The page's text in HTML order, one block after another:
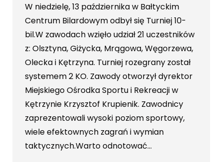
W niedzielę, 13 października w Bałtyckim
Centrum Bilardowym odbył się Turniej 10-
bil.W zawodach wzięło udział 21 uczestników
z: Olsztyna, Giżycka, Mrągowa, Węgorzewa,
Olecka i Kętrzyna. Turniej rozegrany został
systemem 2 KO. Zawody otworzył dyrektor
Miejskiego Ośrodka Sportu i Rekreacji w
Kętrzynie Krzysztof Krupienik. Zawodnicy
zaprezentowali wysoki poziom sportowy,
wiele efektownych zagrań i wymian
taktycznych.Warto odnotować…